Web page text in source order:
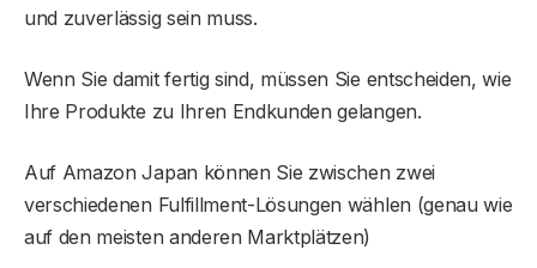
und zuverlässig sein muss.
Wenn Sie damit fertig sind, müssen Sie entscheiden, wie
Ihre Produkte zu Ihren Endkunden gelangen.
Auf Amazon Japan können Sie zwischen zwei
verschiedenen Fulfillment-Lösungen wählen (genau wie
auf den meisten anderen Marktplätzen)